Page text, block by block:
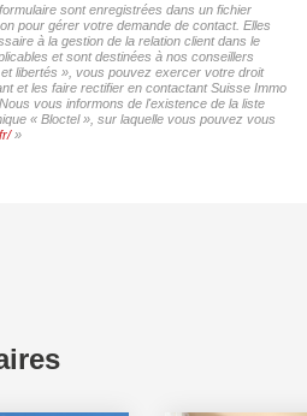
sont enregistrées dans un fichier
pour gérer votre demande de contact. Elles
à la gestion de la relation client dans le
et sont destinées à nos conseillers
libertés », vous pouvez exercer votre droit
et les faire rectifier en contactant Suisse Immo
vous informons de l'existence de la liste
« Bloctel », sur laquelle vous pouvez vous
»